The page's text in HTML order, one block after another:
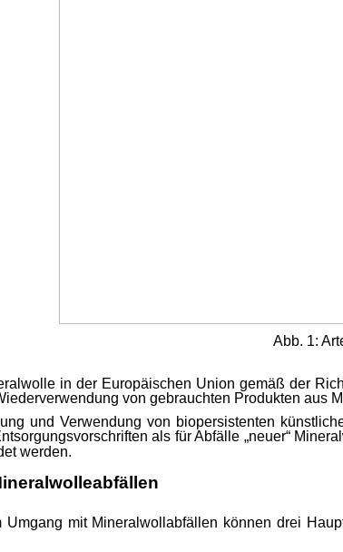
Abb. 1:
in der Europäischen Union gemäß der
von gebrauchten Produkten aus
und Verwendung von biopersistenten
als für Abfälle „neuer“
werden.
Umgang mit Mineralwollabfällen können drei